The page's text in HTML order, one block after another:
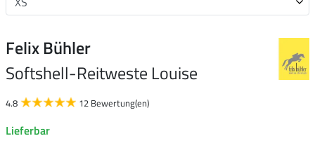
Felix Bühler
Softshell-Reitweste Louise
4.8 12 Bewertung(en)
Lieferbar